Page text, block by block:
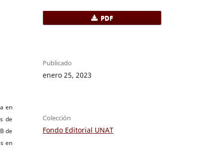
en
de
de
en
PDF
Publicado
enero 25, 2023
Colección
Fondo Editorial UNAT